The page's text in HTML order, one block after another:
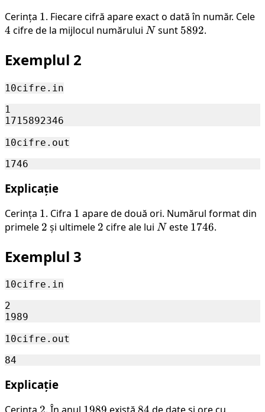
Cerința 1
1. Fiecare cifră apare exact o dată în număr. Cele
4 cifre de la mijlocul numărului N
N sunt 5892
5892.
Exemplul 2
10cifre.in
1
10cifre.out
Explicație
Cerința 1
1. Cifra 1
1 apare de două ori. Numărul format din
primele 2
2 și ultimele 2
2 cifre ale lui N
N este 1746
1746.
Exemplul 3
10cifre.in
2
10cifre.out
Explicație